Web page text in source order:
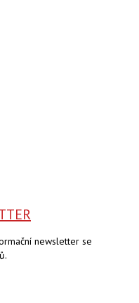
newsletter se